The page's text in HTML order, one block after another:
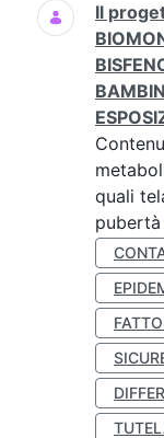
Il
quali
pubertà